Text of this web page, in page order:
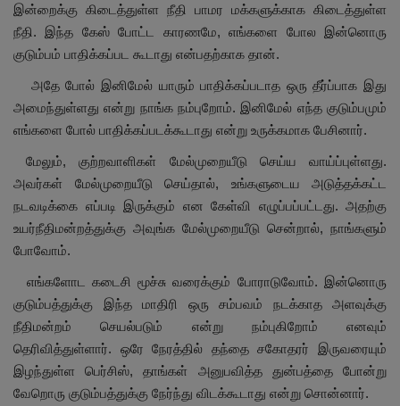
இன்றைக்கு கிடைத்துள்ள நீதி பாமர மக்களுக்காக கிடைத்துள்ள
நீதி. இந்த கேஸ் போட்ட காரணமே,எங்களை போல இன்னொரு
குடும்பம் பாதிக்கப்பட கூடாது என்பதற்காக தான்.
அதே போல் இனிமேல் யாரும் பாதிக்கப்படாத ஒரு தீர்ப்பாக இது
அமைந்துள்ளது என்று நாங்க நம்புறோம். இனிமேல் எந்த குடும்பமும்
எங்களை போல் பாதிக்கப்படக்கூடாது என்று உருக்கமாக பேசினார்.
மேலும்,குற்றவாளிகள் மேல்முறையீடு செய்ய வாய்ப்புள்ளது.
அவர்கள் மேல்முறையீடு செய்தால், உங்களுடைய அடுத்தக்கட்ட
நடவடிக்கை எப்படி இருக்கும் என கேள்வி எழுப்பப்பட்டது. அதற்கு
உயர்நீதிமன்றத்துக்கு அவுங்க மேல்முறையீடு சென்றால், நாங்களும்
போவோம்.
எங்களோட கடைசி மூச்சு வரைக்கும் போராடுவோம். இன்னொரு
குடும்பத்துக்கு இந்த மாதிரி ஒரு சம்பவம் நடக்காத அளவுக்கு
நீதிமன்றம் செயல்படும் என்று நம்புகிறோம் எனவும்
தெரிவித்துள்ளார். ஒரே நேரத்தில் தந்தை சகோதரர் இருவரையும்
இழந்துள்ள பெர்சிஸ்,தாங்கள் அனுபவித்த துன்பத்தை போன்று
வேறொரு குடும்பத்துக்கு நேர்ந்து விடக்கூடாது என்று சொன்னார்.